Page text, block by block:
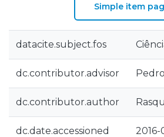
Simple item
datacite.subject.fos
dc.contributor.advisor
dc.contributor.author
dc.date.accessioned 2016-